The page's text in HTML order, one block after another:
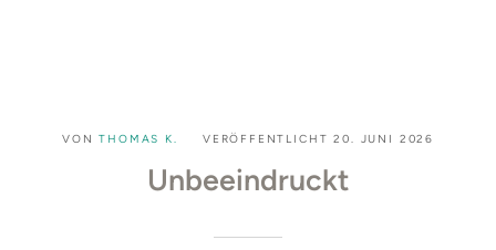
VONTHOMAS K. VERÖFFENTLICHT20. JUNI 2026
Unbeeindruckt